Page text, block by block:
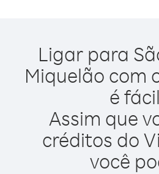
Ligar para
Miquelão com
é
Assim que
créditos do
você